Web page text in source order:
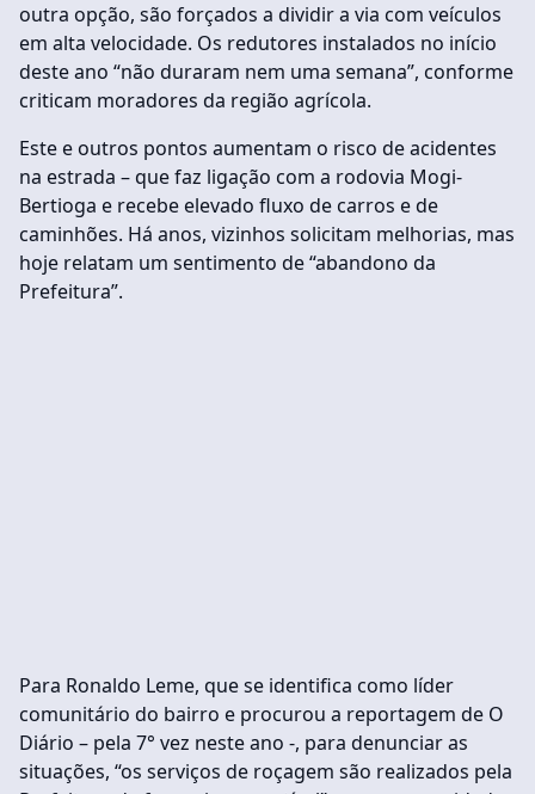
outra opção, são forçados a dividir a via com veículos
em alta velocidade. Os redutores instalados no início
deste ano “não duraram nem uma semana”, conforme
criticam moradores da região agrícola.
Este e outros pontos aumentam o risco de acidentes
na estrada – que faz ligação com a rodovia Mogi-
Bertioga e recebe elevado fluxo de carros e de
caminhões. Há anos, vizinhos solicitam melhorias, mas
hoje relatam um sentimento de “abandono da
Prefeitura”.
Para Ronaldo Leme, que se identifica como líder
comunitário do bairro e procurou a reportagem de O
Diário – pela 7° vez neste ano -, para denunciar as
situações, “os serviços de roçagem são realizados pela